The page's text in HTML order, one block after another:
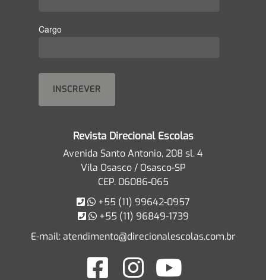
Cargo
Revista Direcional Escolas
Avenida Santo Antonio, 208 sl. 4
Vila Osasco / Osasco-SP
CEP. 06086-065
+55 (11) 99642-0957
+55 (11) 96849-1739
E-mail:atendimento@direcionalescolas.com.br